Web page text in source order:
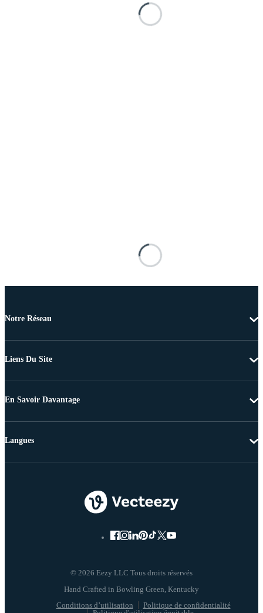
Notre Réseau
Liens Du Site
En Savoir Davantage
© 2026 Eezy LLC Tous droits réservés
Conditions d’utilisation
Politique de confidentialité
Langues